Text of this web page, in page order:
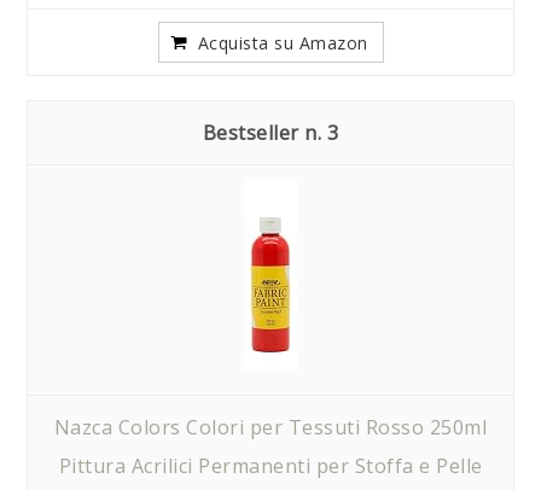
Acquista su Amazon
3
Nazca Colors Colori per Tessuti Rosso 250ml
Pittura Acrilici Permanenti per Stoffa e Pelle